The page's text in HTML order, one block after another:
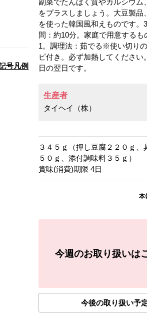
副菜でたんぱく質やカルシウム
をプラスしましょう。大豆製品
を使った韓国風和えものです。
間：約10分。家庭で用意するも
1。調理法：茹でる※使い切り
ピ付き。必ず加熱してください
日の翌日です。
生産者
タイヘイ（株）
３４５ｇ（押し豆腐２２０ｇ、
５０ｇ、添付調味料３５ｇ）
賞味(消費)期限 4日
本
今週のお取り扱いは
今後の取り扱い予
号凡例